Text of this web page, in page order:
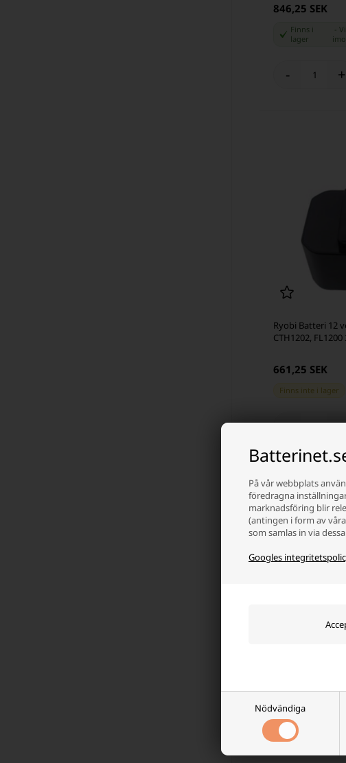
På vår webbplats
föredragna
marknadsföring blir
(antingen i form av
som samlas in via
Googles
Nödvändiga
846,25 SEK
Finns i
lager
-
- +
Ryobi Batteri 12
CTH1202,
661,25 SEK
Finns inte i lager
- +
VC180 3,0Ah
738,75 SEK
Finns i
lager